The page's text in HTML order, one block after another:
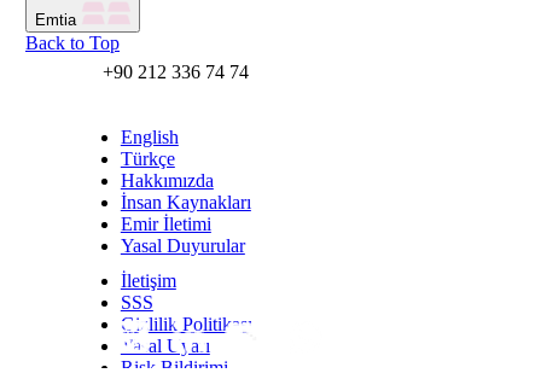
Emtia
Back to Top
+90 212 336 74 74
English
Türkçe
Hakkımızda
İnsan Kaynakları
Emir İletimi
Yasal Duyurular
İletişim
SSS
Gizlilik Politikası
Yasal Uyarı
Risk Bildirimi
TwittLinkYoutWhatsapp